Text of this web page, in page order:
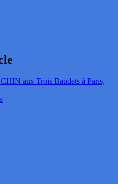
aux Trois Baudets à Paris,